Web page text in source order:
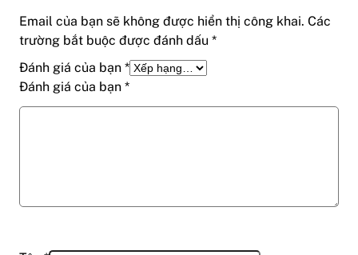
Email của bạn sẽ không được hiển thị công khai. Các
trường bắt buộc được đánh dấu *
Đánh giá của bạn *
Đánh giá của bạn *